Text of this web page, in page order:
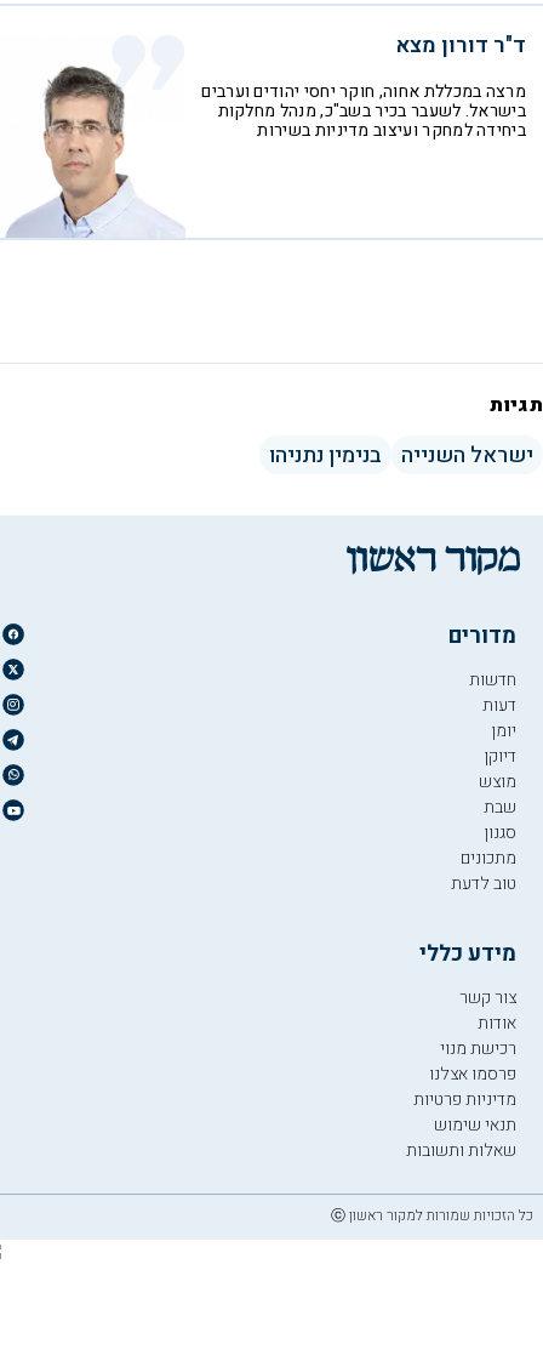
ד"ר דורון מצא
מרצה במכללת אחוה, חוקר יחסי יהודים וערבים
בישראל. לשעבר בכיר בשב"כ, מנהל מחלקות
ביחידה למחקר ועיצוב מדיניות בשירות
תגיות
ישראל השנייה בנימין נתניהו
מדורים
חדשות
דעות
יומן
דיוקן
מוצש
שבת
סגנון
מתכונים
טוב לדעת
מידע כללי
צור קשר
אודות
רכישת מנוי
פרסמו אצלנו
מדיניות פרטיות
תנאי שימוש
שאלות ותשובות
כל הזכויות שמורות למקור ראשון ⓒ